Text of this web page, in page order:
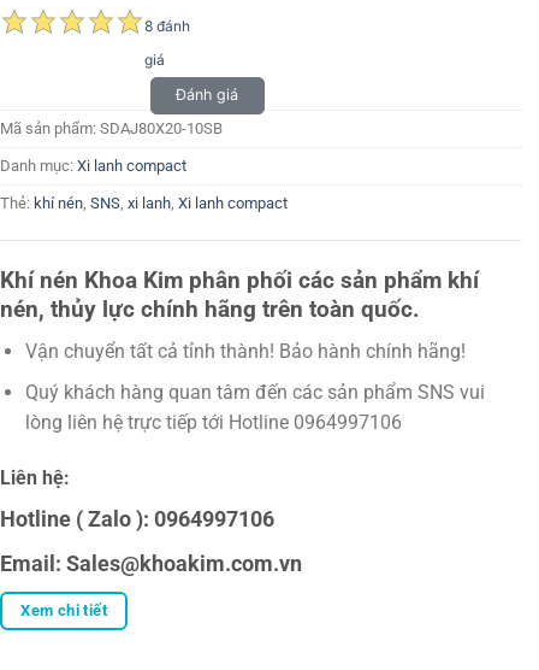
8 đánh
giá
Đánh giá
Mã sản phẩm: SDAJ80X20-10SB
Danh mục: Xi lanh compact
Thẻ: khí nén, SNS, xi lanh, Xi lanh compact
Khí nén Khoa Kim phân phối các sản phẩm khí
nén, thủy lực chính hãng trên toàn quốc.
Vận chuyển tất cả tỉnh thành! Bảo hành chính hãng!
Quý khách hàng quan tâm đến các sản phẩm SNS vui
lòng liên hệ trực tiếp tới Hotline 0964997106
Liên hệ:
Hotline ( Zalo ): 0964997106
Email: Sales@khoakim.com.vn
Xem chi tiết